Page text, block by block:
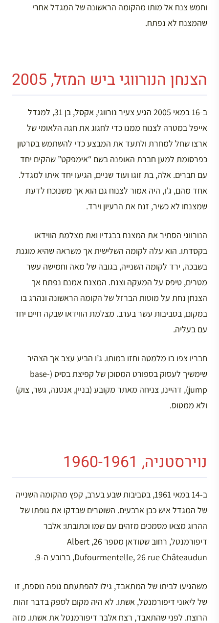
וחמש צנח אל מותו מהקומה הראשונה של המגדל אחרי
שהמצנח לא נפתח.
הצנחן הנורווגי ביש המזל, 2005
ב-16 במאי 2005 הגיע צעיר נורווגי, אקסל, בן 31, למגדל
אייפל במטרה לצנוח ממנו כדי לחגוג את חגה הלאומי של
ארצו שחל למחרת ולתעד את המבצע כדי להשתמש בסרטון
כפרסומת למען חברת האופנה בשם “אימפקט” שהקים יחד
עם חברים. אלה, בת זוגו ועוד שניים, הגיעו יחד איתו למגדל.
אחד מהם, ג’ו, היה אמור לצנוח גם הוא אך משנוכח לדעת
שמצנחו לא כשיר, זנח את הרעיון וירד.
הנורווגי הסתיר את המצנח בבגדיו ואת מצלמת הווידאו
בקסדתו. הוא עלה לקומה השלישית אך משראה שהיא מוגנת
בשבכה, ירד לקומה השנייה, בגובה של מאה וחמישה עשר
מטרים, טיפס על המעקה וצנח. המצנח אמנם נפתח אך
הצנחן נחת על מוטות הברזל של הקומה הראשונה ונהרג בו
במקום, בסביבות עשר בערב. מצלמת הווידאו שבקה חיים יחד
עם בעליה.
חבריו צפו בו מלמטה וחזו במותו. ג’ו הביע עצב אך הצהיר
שימשיך לעסוק בספורט המסוכן של קפיצת בסיס (base-
jump), דהיינו, צניחה מאתר מקובע (בניין, אנטנה, גשר, צוק)
ולא ממטוס.
נוירסטניה, 1960-1961
ב-14 במאי 1961, בסביבות שבע בערב, קפץ מהקומה השנייה
של המגדל איש כבן ארבעים. השוטרים שבדקו את גופתו של
ההרוג מצאו מסמכים מזהים עם שמו וכתובתו: אלבר
דיפורמנטל, רחוב שטודאן מספר 26, Albert
Dufourmentelle, 26 rue Châteaudun, ברובע ה-9.
משהגיעו לביתו של המתאבד, גילו להפתעתם גופה נוספת, זו
של ליאוני דיפורמנטל, אשתו. לא היה מקום לספק בדבר זהות
הרוצח. לפני שהתאבד, רצח אלבר דיפורמנטל את אשתו. מזה